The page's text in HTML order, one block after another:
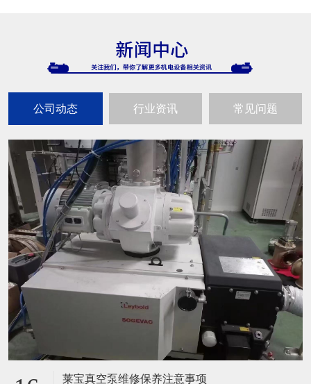
公司动态 行业资讯 常见问题
莱宝真空泵维修保养注意事项